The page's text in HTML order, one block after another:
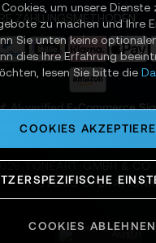
Austria
ZAHLUNGSMETHODEN
AI-verified E-Commerce
powered by TONEART AI
SYSTEMS
um unsere Dienste
zu machen und Ihre
Sie unten keine
dies Ihre Erfahrung
lesen Sie bitte die
COOKIES
COOKIES ABLEHNEN